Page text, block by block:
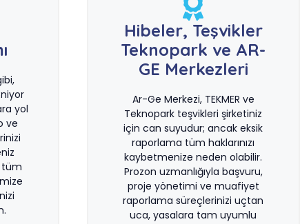
yol
ve
tüm
Hibeler, Teşvikler
Teknopark ve AR-
GE Merkezleri
Ar-Ge Merkezi, TEKMER ve
Teknopark teşvikleri şirketiniz
için can suyudur; ancak eksik
raporlama tüm haklarınızı
kaybetmenize neden olabilir.
Prozon uzmanlığıyla başvuru,
proje yönetimi ve muafiyet
raporlama süreçlerinizi uçtan
uca, yasalara tam uyumlu